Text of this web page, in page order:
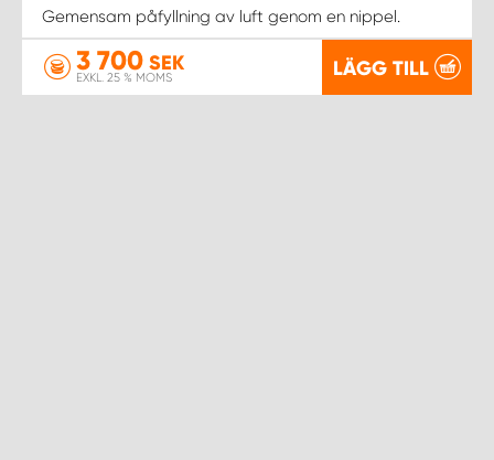
Gemensam påfyllning av luft genom en nippel.
3 700 SEK
EXKL. 25 % MOMS LÄGG TILL
WORK SYSTEM NORRKÖPING